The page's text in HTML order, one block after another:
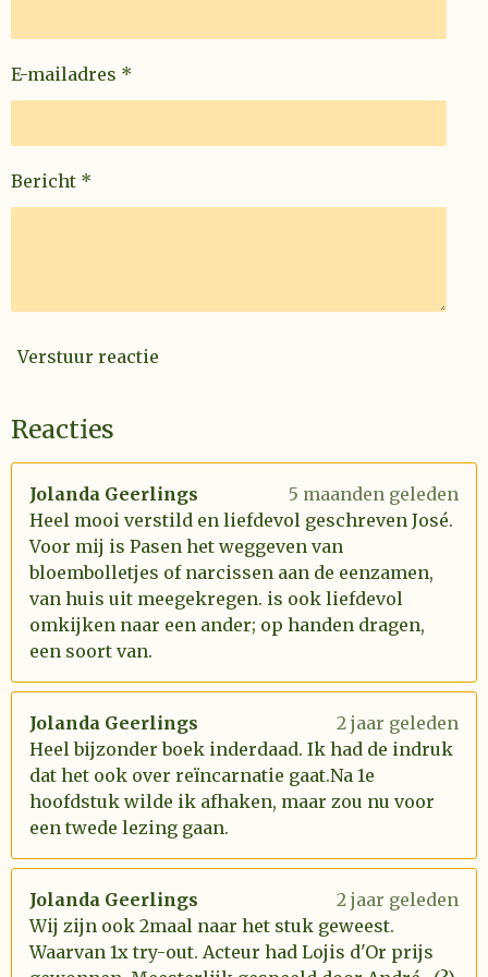
E-mailadres *
Bericht *
Verstuur reactie
Reacties
Jolanda Geerlings
5 maanden geleden
Heel mooi verstild en liefdevol geschreven José.
Voor mij is Pasen het weggeven van
bloembolletjes of narcissen aan de eenzamen,
van huis uit meegekregen. is ook liefdevol
omkijken naar een ander; op handen dragen,
een soort van.
Jolanda Geerlings
2 jaar geleden
Heel bijzonder boek inderdaad. Ik had de indruk
dat het ook over reïncarnatie gaat.Na 1e
hoofdstuk wilde ik afhaken, maar zou nu voor
een twede lezing gaan.
Jolanda Geerlings
2 jaar geleden
Wij zijn ook 2maal naar het stuk geweest.
Waarvan 1x try-out. Acteur had Lojis d'Or prijs